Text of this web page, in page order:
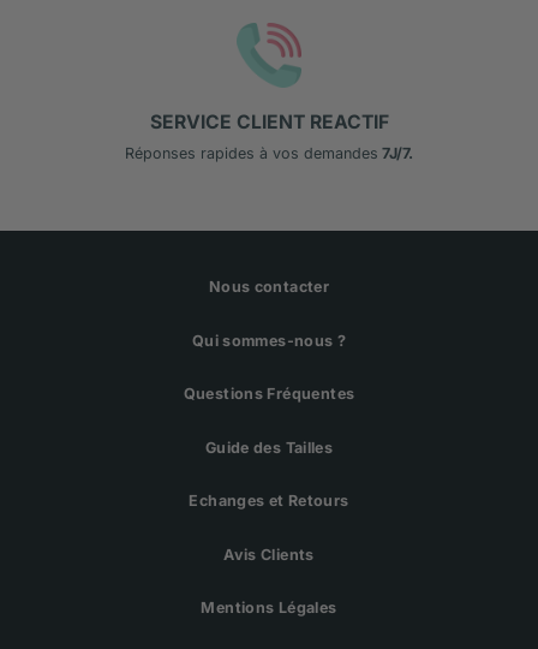
SERVICE CLIENT REACTIF
Réponses rapides à vos demandes 7J/7.
Nous contacter
Qui sommes-nous ?
Questions Fréquentes
Guide des Tailles
Echanges et Retours
Avis Clients
Mentions Légales